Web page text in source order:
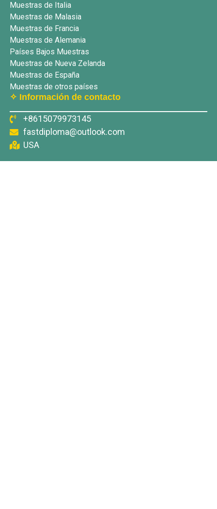
Muestras de Italia
Muestras de Malasia
Muestras de Francia
Muestras de Alemania
Países Bajos Muestras
Muestras de Nueva Zelanda
Muestras de España
Muestras de otros países
✧ Información de contacto
+8615079973145
fastdiploma@outlook.com
USA